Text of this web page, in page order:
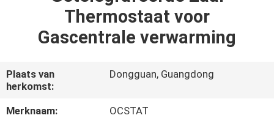
TOON
ONGEVEER
ONS
Thermostaat voor
Gascentrale verwarming
Plaats van
herkomst:
Dongguan, Guangdong
Merknaam:
OCSTAT